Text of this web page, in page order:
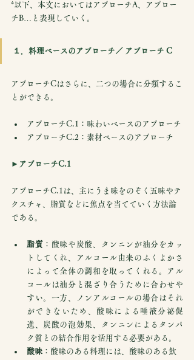
*以下、本文においてはアプローチA、アプロー
チB…と表現していく。
１．料理ベースのアプローチ／ アプローチ C
アプローチCはさらに、二つの場合に分類するこ
とができる。
アプローチC.1：味わいベースのアプローチ
アプローチC.2：素材ベースのアプローチ
►アプローチC.1
アプローチC.1は、主にうま味をのぞく五味やテ
クスチャ、脂質などに焦点を当てていく方法論
である。
脂質 ：酸味や炭酸、タンニンが油分をカッ
トしてくれ、アルコール由来のふくよかさ
によって全体の調和を取ってくれる。アル
コールは油分と混ざり合うために合わせや
すい。一方、ノンアルコールの場合はそれ
ができないため、酸味による唾液分泌促
進、炭酸の泡効果、タンニンによるタンパ
ク質との結合作用を活用する必要がある。
酸味 ：酸味のある料理には、酸味のある飲